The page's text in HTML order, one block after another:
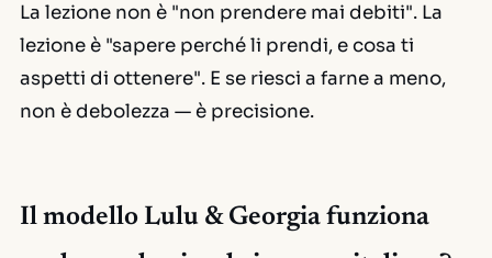
La lezione non è "non prendere mai debiti". La
lezione è "sapere perché li prendi, e cosa ti
aspetti di ottenere". E se riesci a farne a meno,
non è debolezza — è precisione.
Il modello Lulu & Georgia funziona